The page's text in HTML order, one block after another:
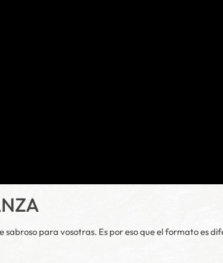
para vosotras. Es por eso que el formato es